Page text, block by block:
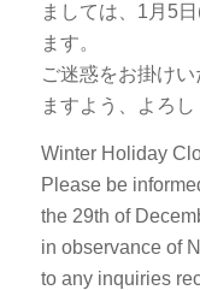
ましては、1月5
ます。
ご迷惑をお掛け
ますよう、よろし
Winter Holiday
Please be
the 29th of
in observance of
to any inquiries